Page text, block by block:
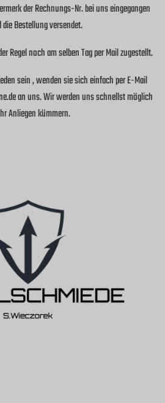
der Rechnungs-Nr. bei uns eingegangen
Bestellung versendet.
Regel noch am selben Tag per Mail zugestellt.
sein , wenden sie sich einfach per E-Mail
an uns. Wir werden uns schnellst möglich
Anliegen kümmern.